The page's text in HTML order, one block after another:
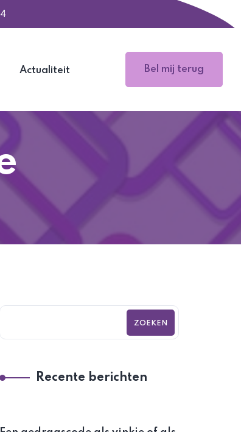
Actualiteit Bel mij terug
ZOEKEN
Recente berichten